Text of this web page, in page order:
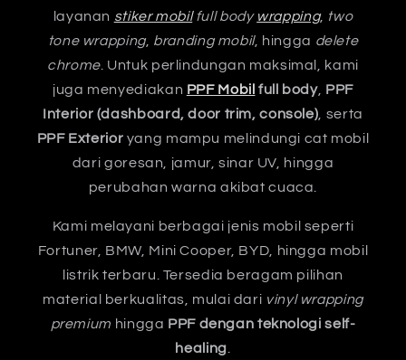
layanan stiker mobilfull body wrapping, two
tone wrapping, branding mobil, hingga delete
chrome. Untuk perlindungan maksimal, kami
juga menyediakan PPF Mobil full body, PPF
Interior (dashboard, door trim, console) , serta
PPF Exterior yang mampu melindungi cat mobil
dari goresan, jamur, sinar UV, hingga
perubahan warna akibat cuaca.
Kami melayani berbagai jenis mobil seperti
Fortuner, BMW, Mini Cooper, BYD, hingga mobil
listrik terbaru. Tersedia beragam pilihan
material berkualitas, mulai dari vinyl wrapping
premium hingga PPF dengan teknologi self-
healing